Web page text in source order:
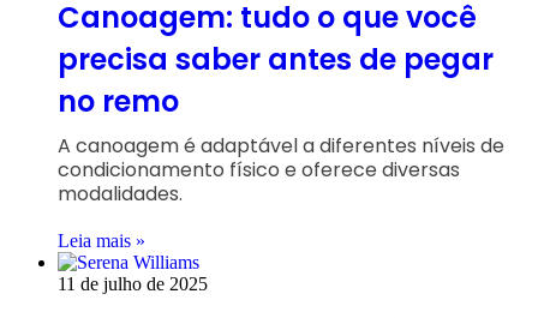
Canoagem: tudo o que você
precisa saber antes de pegar
no remo
A canoagem é adaptável a diferentes níveis de
condicionamento físico e oferece diversas
modalidades.
Leia mais »
11 de julho de 2025